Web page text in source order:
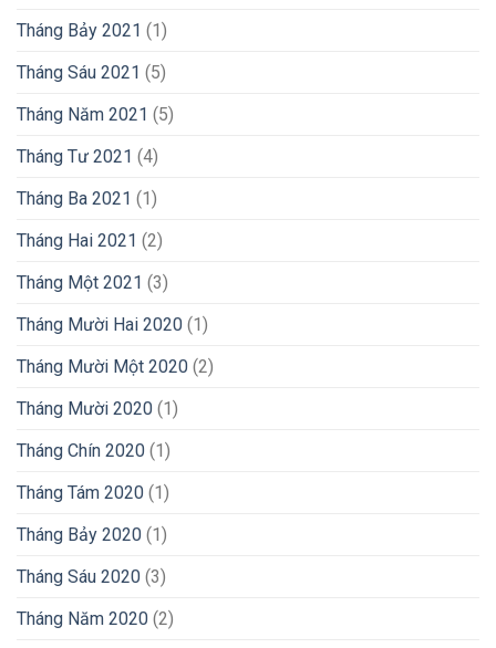
Tháng Bảy 2021 (1)
Tháng Sáu 2021 (5)
Tháng Năm 2021 (5)
Tháng Tư 2021 (4)
Tháng Ba 2021 (1)
Tháng Hai 2021 (2)
Tháng Một 2021 (3)
Tháng Mười Hai 2020 (1)
Tháng Mười Một 2020 (2)
Tháng Mười 2020 (1)
Tháng Chín 2020 (1)
Tháng Tám 2020 (1)
Tháng Bảy 2020 (1)
Tháng Sáu 2020 (3)
Tháng Năm 2020 (2)